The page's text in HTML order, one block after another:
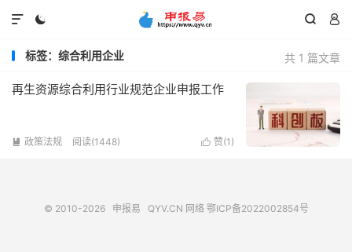
  

共 1 篇文章
标签：综合利用企业
再生资源综合利用行业规范企业申报工作
 赞(1 )
 政策法规 阅读(1448)
© 2010-2026 申报易 QYV.CN 网络 鄂ICP备2022002854号